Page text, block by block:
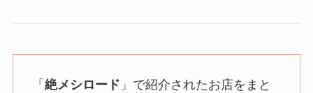
「 絶メシロード 」で紹介されたお店をまと